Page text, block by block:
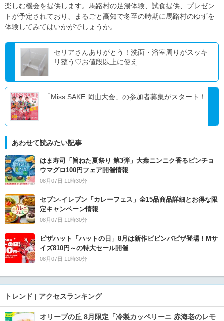
楽しむ機会を提供します。馬路村の足湯体験、試食提供、プレゼン
トが予定されており、まるごと高知で冬至の時期に馬路村のゆずを
体験してみてはいかがでしょうか。
セリアさんありがとう！洗面・浴室周りがスッキ
リ整う♡お値段以上に使え...
「Miss SAKE 岡山大会」の参加者募集がスタート！
あわせて読みたい記事
はま寿司「旨ねた夏祭り 第3弾」大葉ニンニク香るビンチョ
ウマグロ100円フェア開催情報
08月07日 11時30分
セブン‐イレブン「カレーフェス」全15品商品詳細とお得な限
定キャンペーン情報
08月07日 11時30分
ピザハット「ハットの日」8月は新作ビビンバピザ登場！Mサ
イズ810円～の特大セール開催
08月07日 11時30分
トレンド | アクセスランキング
オリーブの丘 8月限定「冷製カッペリーニ 赤海老のレモ